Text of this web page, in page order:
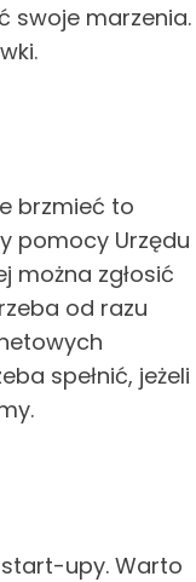
swoje marzenia.
brzmieć to
pomocy Urzędu
można zgłosić
od razu
spełnić, jeżeli
upy. Warto